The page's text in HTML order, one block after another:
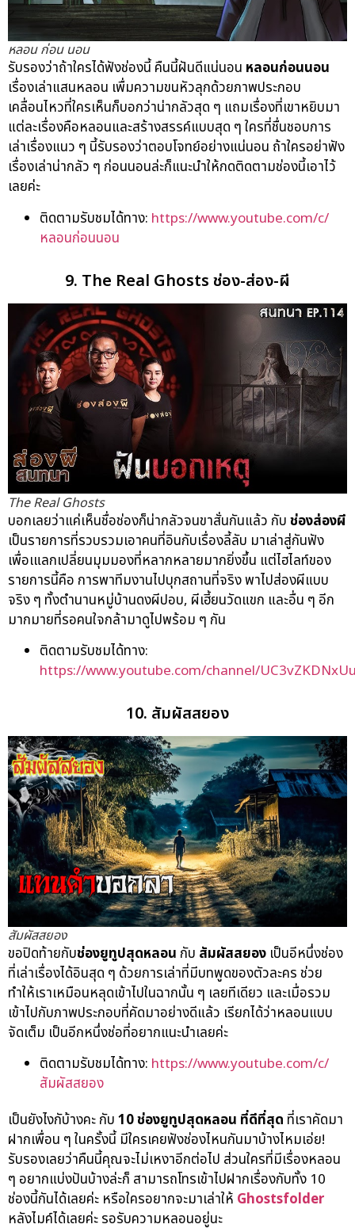
หลอน ก่อน นอน
รับรองว่าถ้าใครได้ฟังช่องนี้ คืนนี้ฝันดีแน่นอน หลอนก่อนนอน
เรื่องเล่าแสนหลอน เพื่มความขนหัวลุกด้วยภาพประกอบ
เคลื่อนไหวที่ใครเห็นก็บอกว่าน่ากลัวสุด ๆ แถมเรื่องที่เขาหยิบมา
แต่ละเรื่องคือหลอนและสร้างสรรค์แบบสุด ๆ ใครที่ชื่นชอบการ
เล่าเรื่องแนว ๆ นี้รับรองว่าตอบโจทย์อย่างแน่นอน ถ้าใครอย่าฟัง
เรื่องเล่าน่ากลัว ๆ ก่อนนอนล่ะก็แนะนำให้กดติดตามช่องนี้เอาไว้
เลยค่ะ
ติดตามรับชมได้ทาง: https://www.youtube.com/c/
หลอนก่อนนอน
9. The Real Ghosts ช่อง-ส่อง-ผี
The Real Ghosts
บอกเลยว่าแค่เห็นชื่อช่องก็น่ากลัวจนขาสั่นกันแล้ว กับช่องส่องผี
เป็นรายการที่รวบรวมเอาคนที่อินกับเรื่องลี้ลับ มาเล่าสู่กันฟัง
เพื่อเแลกเปลี่ยนมุมมองที่หลากหลายมากยิ่งขึ้น แต่ไฮไลท์ของ
รายการนี้คือ การพาทีมงานไปบุกสถานที่จริง พาไปส่องผีแบบ
จริง ๆ ทั้งตำนานหมู่บ้านดงผีปอบ, ผีเฮี้ยนวัดแขก และอื่น ๆ อีก
มากมายที่รอคนใจกล้ามาดูไปพร้อม ๆ กัน
ติดตามรับชมได้ทาง:
https://www.youtube.com/channel/
10. สัมผัสสยอง
สัมผัสสยอง
ขอปิดท้ายกับช่องยูทูปสุดหลอน กับ สัมผัสสยอง เป็นอีหนึ่งช่อง
ที่เล่าเรื่องได้อินสุด ๆ ด้วยการเล่าที่มีบทพูดของตัวละคร ช่วย
ทำให้เราเหมือนหลุดเข้าไปในฉากนั้น ๆ เลยทีเดียว และเมื่อรวม
เข้าไปกับภาพประกอบที่คัดมาอย่างดีแล้ว เรียกได้ว่าหลอนแบบ
จัดเต็ม เป็นอีกหนึ่งช่อที่อยากแนะนำเลยค่ะ
ติดตามรับชมได้ทาง: https://www.youtube.com/c/
สัมผัสสยอง
เป็นยังไงกับ้างคะ กับ10 ช่องยูทูปสุดหลอน ที่ดีที่สุด ที่เราคัดมา
ฝากเพื่อน ๆ ในครั้งนี้ มีใครเคยฟังช่องไหนกันมาบ้างไหมเอ่ย!
รับรองเลยว่าคืนนี้คุณจะไม่เหงาอีกต่อไป ส่วนใครที่มีเรื่องหลอน
ๆ อยากแบ่งปันบ้างล่ะก็ สามารถโทรเข้าไปฝากเรื่องกับทั้ง 10
ช่องนี้กันได้เลยค่ะ หรือใครอยากจะมาเล่าให้ Ghostsfolder
หลังไมค์ได้เลยค่ะ รอรับความหลอนอยู่นะ